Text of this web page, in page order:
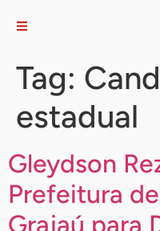
Tag:
estadual
Gleydson
Prefeitura
Grajaú para